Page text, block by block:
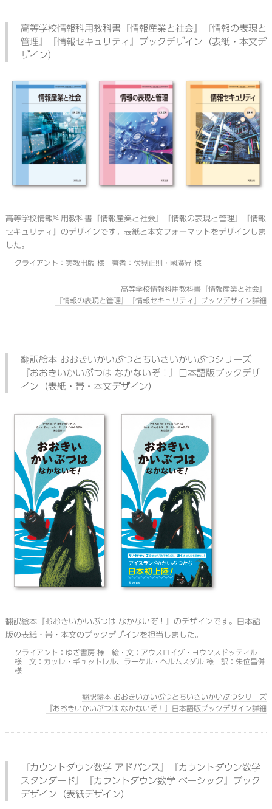
高等学校情報科用教科書『情報産業と社会』『情報の表現と
管理』『情報セキュリティ』ブックデザイン（表紙・本文デ
ザイン）
高等学校情報科用教科書『情報産業と社会』『情報の表現と管理』『情報
セキュリティ』のデザインです。表紙と本文フォーマットをデザインしま
した。
クライアント：実教出版 様 著者：伏見正則・國廣昇 様
高等学校情報科用教科書『情報産業と社会』
『情報の表現と管理』『情報セキュリティ』ブックデザイン詳細
翻訳絵本 おおきいかいぶつとちいさいかいぶつシリーズ
『おおきいかいぶつは なかないぞ！』日本語版ブックデザ
イン（表紙・帯・本文デザイン）
翻訳絵本『おおきいかいぶつは なかないぞ！』のデザインです。日本語
版の表紙・帯・本文のブックデザインを担当しました。
クライアント：ゆぎ書房 様 絵・文：アウスロイグ・ヨウンスドッティル
様 文：カッレ・ギュットレル、ラーケル・ヘルムスダル 様 訳：朱位昌併
様
翻訳絵本 おおきいかいぶつとちいさいかいぶつシリーズ
『おおきいかいぶつは なかないぞ！』日本語版ブックデザイン詳細
『カウントダウン数学 アドバンス』『カウントダウン数学
スタンダード』『カウントダウン数学 ベーシック』ブック
デザイン（表紙デザイン）